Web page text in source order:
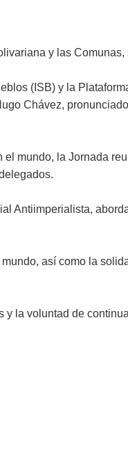
y las
(ISB) y la
Chávez,
mundo, la Jornada
Antiimperialista,
así como la
la voluntad de